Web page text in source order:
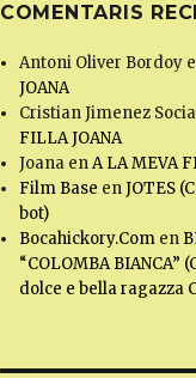
COMENTARIS
Antoni Oliver Bordoy
JOANA
Cristian Jimenez
FILLA JOANA
Joana enA LA MEVA
Film Base enJOTES
bot)
Bocahickory.Com en
“COLOMBA BIANCA”
dolce e bella ragazza